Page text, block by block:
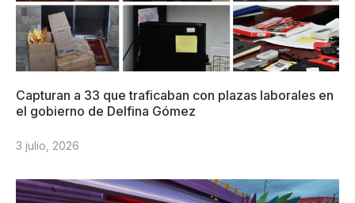
Capturan a 33 que traficaban con plazas laborales en
el gobierno de Delfina Gómez
3 julio, 2026